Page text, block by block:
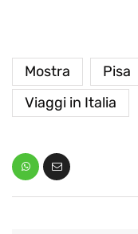
Mostra Pisa
Viaggi in Italia